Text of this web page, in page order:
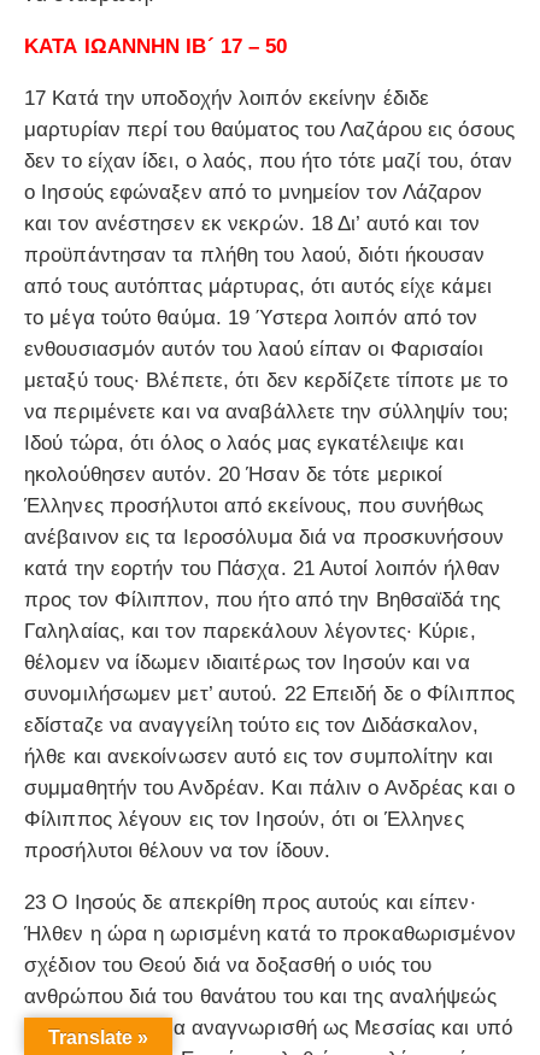
ΚΑΤΑ ΙΩΑΝΝΗΝ ΙΒ´ 17 – 50
17 Κατά την υποδοχήν λοιπόν εκείνην έδιδε
μαρτυρίαν περί του θαύματος του Λαζάρου εις όσους
δεν το είχαν ίδει, ο λαός, που ήτο τότε μαζί του, όταν
ο Ιησούς εφώναξεν από το μνημείον τον Λάζαρον
και τον ανέστησεν εκ νεκρών. 18 Δι’ αυτό και τον
προϋπάντησαν τα πλήθη του λαού, διότι ήκουσαν
από τους αυτόπτας μάρτυρας, ότι αυτός είχε κάμει
το μέγα τούτο θαύμα. 19 Ύστερα λοιπόν από τον
ενθουσιασμόν αυτόν του λαού είπαν οι Φαρισαίοι
μεταξύ τους· Βλέπετε, ότι δεν κερδίζετε τίποτε με το
να περιμένετε και να αναβάλλετε την σύλληψίν του;
Ιδού τώρα, ότι όλος ο λαός μας εγκατέλειψε και
ηκολούθησεν αυτόν. 20 Ήσαν δε τότε μερικοί
Έλληνες προσήλυτοι από εκείνους, που συνήθως
ανέβαινον εις τα Ιεροσόλυμα διά να προσκυνήσουν
κατά την εορτήν του Πάσχα. 21 Αυτοί λοιπόν ήλθαν
προς τον Φίλιππον, που ήτο από την Βηθσαϊδά της
Γαληλαίας, και τον παρεκάλουν λέγοντες· Κύριε,
θέλομεν να ίδωμεν ιδιαιτέρως τον Ιησούν και να
συνομιλήσωμεν μετ’ αυτού. 22 Επειδή δε ο Φίλιππος
εδίσταζε να αναγγείλη τούτο εις τον Διδάσκαλον,
ήλθε και ανεκοίνωσεν αυτό εις τον συμπολίτην και
συμμαθητήν του Ανδρέαν. Και πάλιν ο Ανδρέας και ο
Φίλιππος λέγουν εις τον Ιησούν, ότι οι Έλληνες
προσήλυτοι θέλουν να τον ίδουν.
23 Ο Ιησούς δε απεκρίθη προς αυτούς και είπεν·
Ήλθεν η ώρα η ωρισμένη κατά το προκαθωρισμένον
σχέδιον του Θεού διά να δοξασθή ο υιός του
ανθρώπου διά του θανάτου του και της αναλήψεώς
του, οπότε και θα αναγνωρισθή ως Μεσσίας και υπό
Translate »